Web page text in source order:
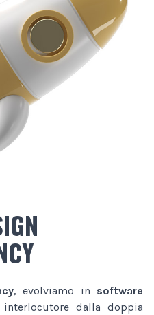
, evolviamo in software
dalla doppia